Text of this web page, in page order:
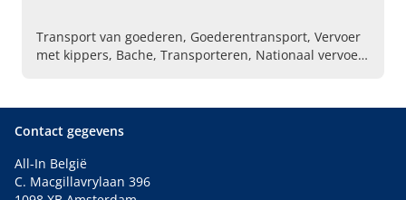
Transport van goederen, Goederentransport, Vervoer
met kippers, Bache, Transporteren, Nationaal vervoer
Contact gegevens
All-In België
C. Macgillavrylaan 396